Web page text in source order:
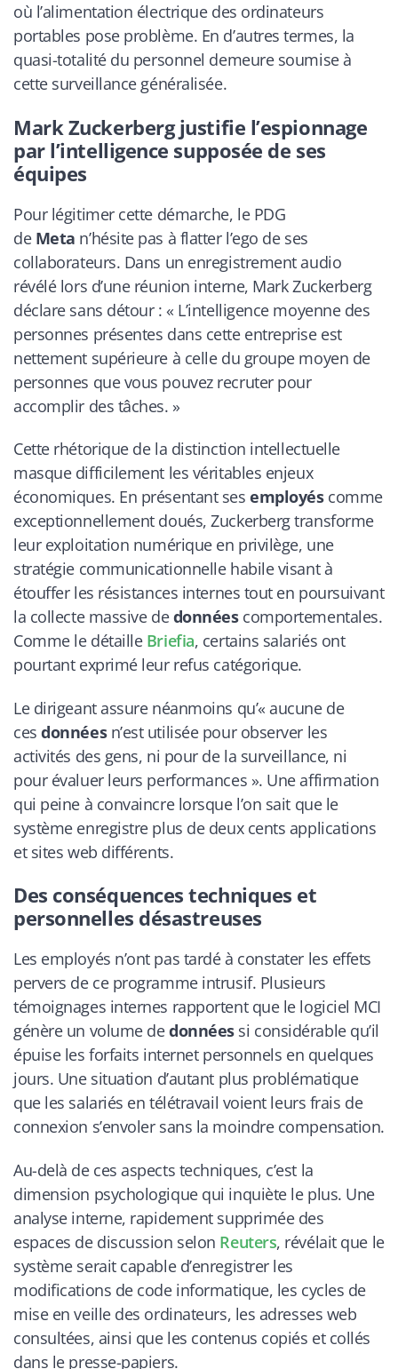
où l’alimentation électrique des ordinateurs
portables pose problème. En d’autres termes, la
quasi-totalité du personnel demeure soumise à
cette surveillance généralisée.
Mark Zuckerberg justifie l’espionnage
par l’intelligence supposée de ses
équipes
Pour légitimer cette démarche, le PDG
de Meta n’hésite pas à flatter l’ego de ses
collaborateurs. Dans un enregistrement audio
révélé lors d’une réunion interne, Mark Zuckerberg
déclare sans détour : « L’intelligence moyenne des
personnes présentes dans cette entreprise est
nettement supérieure à celle du groupe moyen de
personnes que vous pouvez recruter pour
accomplir des tâches. »
Cette rhétorique de la distinction intellectuelle
masque difficilement les véritables enjeux
économiques. En présentant sesemployéscomme
exceptionnellement doués, Zuckerberg transforme
leur exploitation numérique en privilège, une
stratégie communicationnelle habile visant à
étouffer les résistances internes tout en poursuivant
la collecte massive dedonnéescomportementales.
Comme le détaille Briefia, certains salariés ont
pourtant exprimé leur refus catégorique.
Le dirigeant assure néanmoins qu’« aucune de
cesdonnéesn’est utilisée pour observer les
activités des gens, ni pour de la surveillance, ni
pour évaluer leurs performances ». Une affirmation
qui peine à convaincre lorsque l’on sait que le
système enregistre plus de deux cents applications
et sites web différents.
Des conséquences techniques et
personnelles désastreuses
Les employés n’ont pas tardé à constater les effets
pervers de ce programme intrusif. Plusieurs
témoignages internes rapportent que le logiciel MCI
génère un volume dedonnéessi considérable qu’il
épuise les forfaits internet personnels en quelques
jours. Une situation d’autant plus problématique
que les salariés en télétravail voient leurs frais de
connexion s’envoler sans la moindre compensation.
Au-delà de ces aspects techniques, c’est la
dimension psychologique qui inquiète le plus. Une
analyse interne, rapidement supprimée des
espaces de discussion selon Reuters, révélait que le
système serait capable d’enregistrer les
modifications de code informatique, les cycles de
mise en veille des ordinateurs, les adresses web
consultées, ainsi que les contenus copiés et collés
dans le presse-papiers.